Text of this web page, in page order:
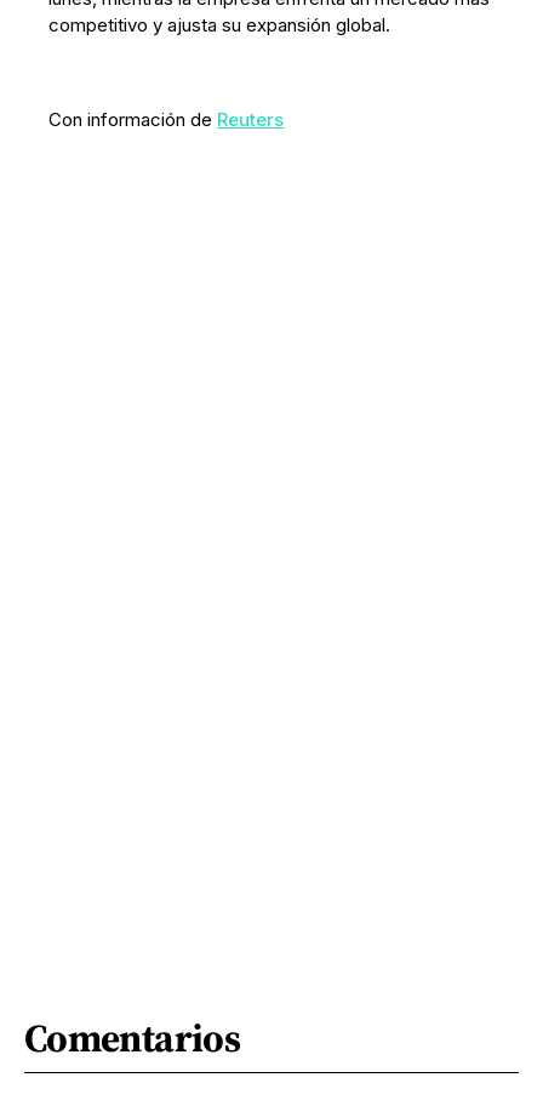
competitivo y ajusta su expansión global.
Con información de Reuters
Comentarios